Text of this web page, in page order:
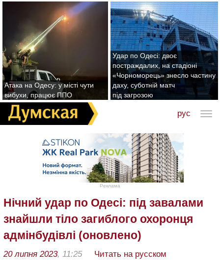
Атака на Одесу: у місті чути
вибухи, працює ППО
Удар по Одесі: двоє
постраждалих, на стадіоні
«Чорноморець» знесло частину
даху, суботній матч
під загрозою
рус
Реклама
Нічний удар по Одесі: під завалами
знайшли тіло загиблого охоронця
адмінбудівлі (оновлено)
20 липня 2023, 11:25 Читать на русском